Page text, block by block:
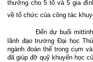
thưởng cho 5 tổ và 5 gia
về tổ chức của công tác
Đến dự buổi
lãnh đạo trường Đại học
ngành đoàn thể trong cụm
đã giúp đỡ quỹ khuyến học